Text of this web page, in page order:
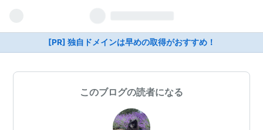
[PR] 独自ドメインは早めの取得がおすすめ！
このブログの読者になる